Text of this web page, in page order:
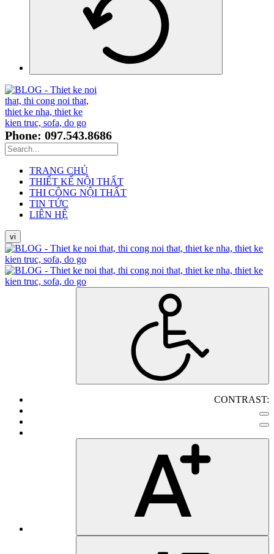
Phone: 097.543.8686
TRANG CHỦ
THIẾT KẾ NỘI THẤT
THI CÔNG NỘI THẤT
TIN TỨC
LIÊN HỆ
vi
CONTRAST: